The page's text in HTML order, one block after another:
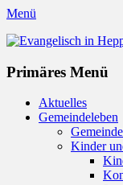
Menü
Evangelisch in
Primäres Menü
Zum
Inhalt
Aktuelles
Gemeindeleben
Kinder